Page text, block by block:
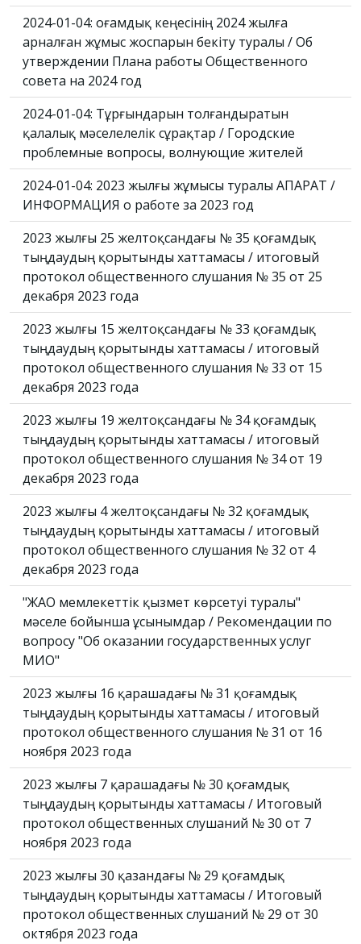
2024-01-04: Қоғамдық кеңесінің 2024 жылға
арналған жұмыс жоспарын бекіту туралы / Об
утверждении Плана работы Общественного
совета на 2024 год
2024-01-04: Тұрғындарын толғандыратын
қалалық мәселелелік сұрақтар / Городские
проблемные вопросы, волнующие жителей
2024-01-04: 2023 жылғы жұмысы туралы АҚПАРАТ /
ИНФОРМАЦИЯ о работе за 2023 год
2023 жылғы 25 желтоқсандағы № 35 қоғамдық
тыңдаудың қорытынды хаттамасы / итоговый
протокол общественного слушания № 35 от 25
декабря 2023 года
2023 жылғы 15 желтоқсандағы № 33 қоғамдық
тыңдаудың қорытынды хаттамасы / итоговый
протокол общественного слушания № 33 от 15
декабря 2023 года
2023 жылғы 19 желтоқсандағы № 34 қоғамдық
тыңдаудың қорытынды хаттамасы / итоговый
протокол общественного слушания № 34 от 19
декабря 2023 года
2023 жылғы 4 желтоқсандағы № 32 қоғамдық
тыңдаудың қорытынды хаттамасы / итоговый
протокол общественного слушания № 32 от 4
декабря 2023 года
"ЖАО мемлекеттік қызмет көрсетуі туралы"
мәселе бойынша ұсынымдар / Рекомендации по
вопросу "Об оказании государственных услуг
МИО"
2023 жылғы 16 қарашадағы № 31 қоғамдық
тыңдаудың қорытынды хаттамасы / итоговый
протокол общественного слушания № 31 от 16
ноября 2023 года
2023 жылғы 7 қарашадағы № 30 қоғамдық
тыңдаудың қорытынды хаттамасы / Итоговый
протокол общественных слушаний № 30 от 7
ноября 2023 года
2023 жылғы 30 қазандағы № 29 қоғамдық
тыңдаудың қорытынды хаттамасы / Итоговый
протокол общественных слушаний № 29 от 30
октября 2023 года